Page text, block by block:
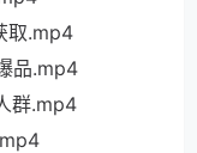
取.mp4
品.mp4
群.mp4